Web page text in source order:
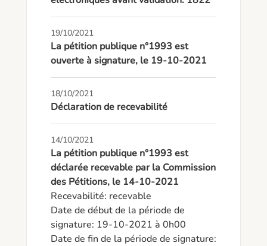
19/10/2021
La pétition publique n°1993 est
ouverte à signature, le 19-10-2021
18/10/2021
Déclaration de recevabilité
14/10/2021
La pétition publique n°1993 est
déclarée recevable par la Commission
des Pétitions, le 14-10-2021
Recevabilité: recevable
Date de début de la période de
signature: 19-10-2021 à 0h00
Date de fin de la période de signature: